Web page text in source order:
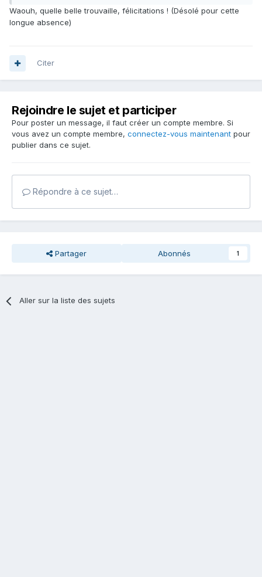
Waouh, quelle belle trouvaille, félicitations ! (Désolé pour cette
longue absence)
Citer
Rejoindre le sujet et participer
Pour poster un message, il faut créer un compte membre. Si
vous avez un compte membre, connectez-vous maintenant pour
publier dans ce sujet.
Répondre à ce sujet…
Partager Abonnés 1
Aller sur la liste des sujets